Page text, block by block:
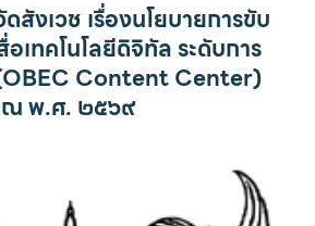
ดสังเวช เรื่องนโยบายการขับ
เทคโนโลยีดิจิทัล ระดับการ
Content Center)
ณ พ.ศ. ๒๕๖๙